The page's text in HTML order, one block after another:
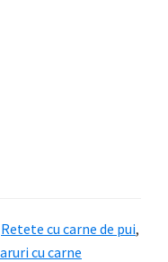
Retete cu carne de pui,
cu carne